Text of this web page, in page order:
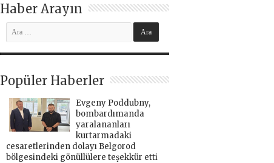
Haber Arayın
Popüler Haberler
Evgeny Poddubny,
bombardımanda
yaralananları
kurtarmadaki
cesaretlerinden dolayı Belgorod
bölgesindeki gönüllülere teşekkür etti